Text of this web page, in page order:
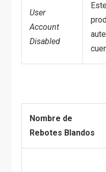
User
Account
Disabled
Nombre de
Rebotes Blandos